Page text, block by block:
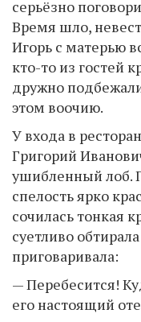
серьёзно
Время шло,
Игорь с матерью
кто-то из гостей
дружно
этом воочию.
У входа в
Григорий
ушибленный лоб.
спелость ярко
сочилась тонкая
суетливо
приговаривала:
— Перебесится!
его настоящий